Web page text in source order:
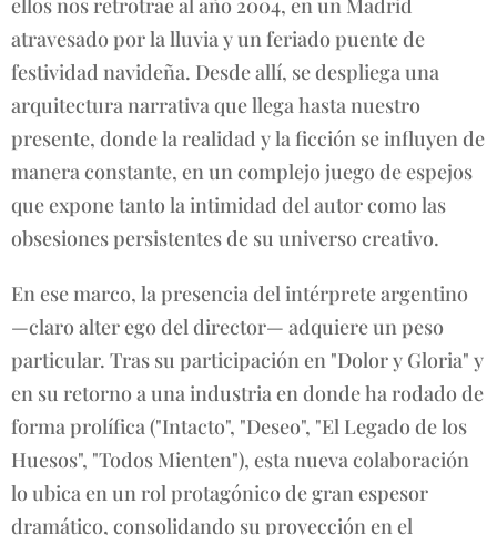
ellos nos retrotrae al año 2004, en un Madrid
atravesado por la lluvia y un feriado puente de
festividad navideña. Desde allí, se despliega una
arquitectura narrativa que llega hasta nuestro
presente, donde la realidad y la ficción se influyen de
manera constante, en un complejo juego de espejos
que expone tanto la intimidad del autor como las
obsesiones persistentes de su universo creativo.
En ese marco, la presencia del intérprete argentino
—claro alter ego del director— adquiere un peso
particular. Tras su participación en "Dolor y Gloria" y
en su retorno a una industria en donde ha rodado de
forma prolífica ("Intacto", "Deseo", "El Legado de los
Huesos", "Todos Mienten"), esta nueva colaboración
lo ubica en un rol protagónico de gran espesor
dramático, consolidando su proyección en el